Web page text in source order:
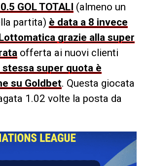
GOL TOTALI (almeno un
partita) è data a 8 invece
grazie alla super
offerta ai nuovi clienti
stessa super quota è
su Goldbet. Questa giocata
1.02 volte la posta da